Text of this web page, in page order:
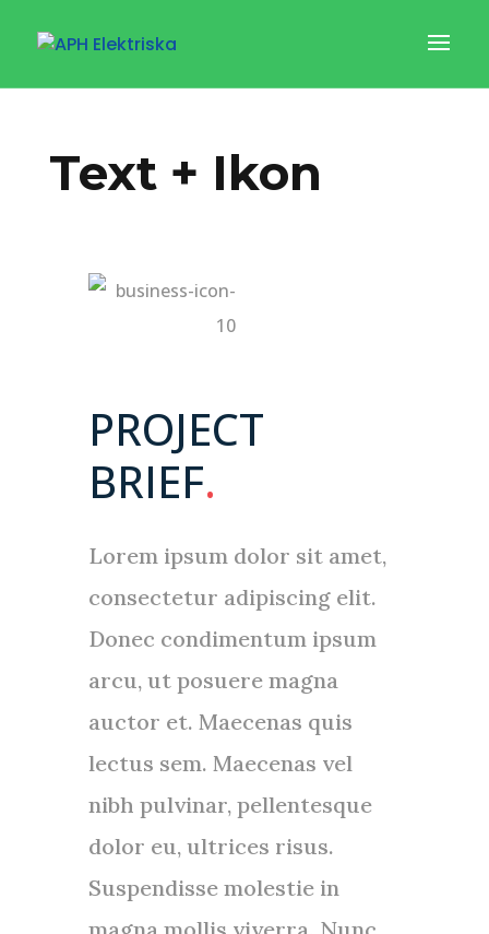
Text + Ikon
PROJECT
BRIEF.
Lorem ipsum dolor sit amet,
consectetur adipiscing elit.
Donec condimentum ipsum
arcu, ut posuere magna
auctor et. Maecenas quis
lectus sem. Maecenas vel
nibh pulvinar, pellentesque
dolor eu, ultrices risus.
Suspendisse molestie in